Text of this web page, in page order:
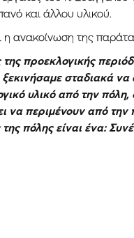
και άλλου υλικού.
ανακοίνωση της
προεκλογικής
σταδιακά
υλικό από την
να περιμένουν από την
της πόλης είναι ένα: